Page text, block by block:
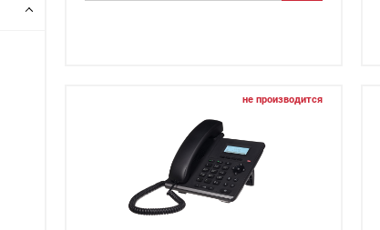
не производится